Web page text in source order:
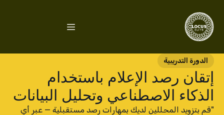
الدورة التدريبية
إتقان رصد الإعلام باستخدام
الذكاء الاصطناعي وتحليل البيانات
"قم بتزويد المحللين لديك بمهارات رصد مستقبلية — عبر أي